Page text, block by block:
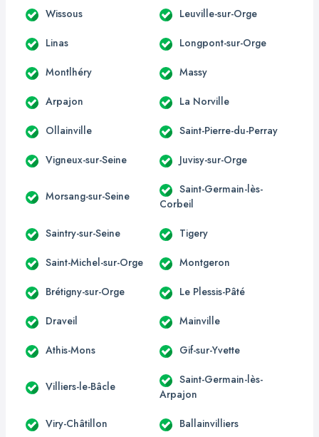
Wissous Leuville-sur-Orge
Linas Longpont-sur-Orge
Montlhéry Massy
Arpajon La Norville
Ollainville Saint-Pierre-du-Perray
Vigneux-sur-Seine Juvisy-sur-Orge
Morsang-sur-Seine
Saint-Germain-lès-
Corbeil
Saintry-sur-Seine Tigery
Saint-Michel-sur-Orge Montgeron
Brétigny-sur-Orge Le Plessis-Pâté
Draveil Mainville
Athis-Mons Gif-sur-Yvette
Villiers-le-Bâcle
Saint-Germain-lès-
Arpajon
Viry-Châtillon Ballainvilliers